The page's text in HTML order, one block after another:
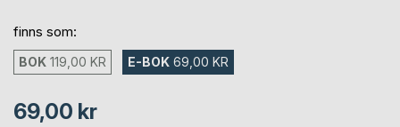
finns som:
BOK 119,00 KR E-BOK 69,00 KR
69,00 kr